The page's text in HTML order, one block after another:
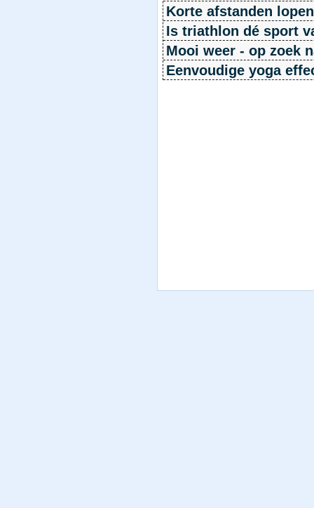
Korte afstanden lopen
Is triathlon dé sport
Mooi weer - op zoek
Eenvoudige yoga